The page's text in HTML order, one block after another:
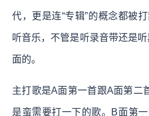
代，更是连“专辑”的概念都被
听音乐，不管是听录音带还是
面的。
主打歌是A面第一首跟A面第二
是蛮需要打一下的歌。B面第